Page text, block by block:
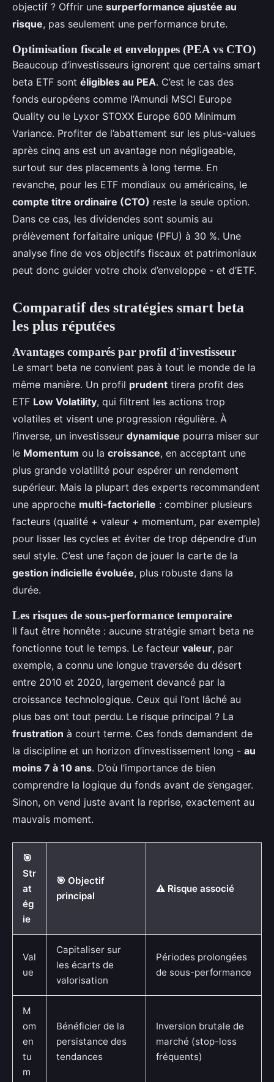
objectif ? Offrir une surperformance ajustée au
risque, pas seulement une performance brute.
Optimisation fiscale et enveloppes (PEA vs CTO)
Beaucoup d’investisseurs ignorent que certains smart
beta ETF sont éligibles au PEA. C’est le cas des
fonds européens comme l’Amundi MSCI Europe
Quality ou le Lyxor STOXX Europe 600 Minimum
Variance. Profiter de l’abattement sur les plus-values
après cinq ans est un avantage non négligeable,
surtout sur des placements à long terme. En
revanche, pour les ETF mondiaux ou américains, le
compte titre ordinaire (CTO) reste la seule option.
Dans ce cas, les dividendes sont soumis au
prélèvement forfaitaire unique (PFU) à 30 %. Une
analyse fine de vos objectifs fiscaux et patrimoniaux
peut donc guider votre choix d’enveloppe - et d’ETF.
Comparatif des stratégies smart beta
les plus réputées
Avantages comparés par profil d'investisseur
Le smart beta ne convient pas à tout le monde de la
même manière. Un profil prudent tirera profit des
ETF Low Volatility, qui filtrent les actions trop
volatiles et visent une progression régulière. À
l’inverse, un investisseur dynamique pourra miser sur
le Momentum ou la croissance, en acceptant une
plus grande volatilité pour espérer un rendement
supérieur. Mais la plupart des experts recommandent
une approche multi-factorielle : combiner plusieurs
facteurs (qualité + valeur + momentum, par exemple)
pour lisser les cycles et éviter de trop dépendre d’un
seul style. C’est une façon de jouer la carte de la
gestion indicielle évoluée, plus robuste dans la
durée.
Les risques de sous-performance temporaire
Il faut être honnête : aucune stratégie smart beta ne
fonctionne tout le temps. Le facteur valeur, par
exemple, a connu une longue traversée du désert
entre 2010 et 2020, largement devancé par la
croissance technologique. Ceux qui l’ont lâché au
plus bas ont tout perdu. Le risque principal ? La
frustration à court terme. Ces fonds demandent de
la discipline et un horizon d’investissement long - au
moins 7 à 10 ans. D’où l’importance de bien
comprendre la logique du fonds avant de s’engager.
Sinon, on vend juste avant la reprise, exactement au
mauvais moment.
🎯
Str
at
ég
ie
🎯 Objectif
principal
⚠️ Risque associé
Val
ue
Capitaliser sur
les écarts de
valorisation
Périodes prolongées
de sous-performance
M
om
en
tu
m
Bénéficier de la
persistance des
tendances
Inversion brutale de
marché (stop-loss
fréquents)